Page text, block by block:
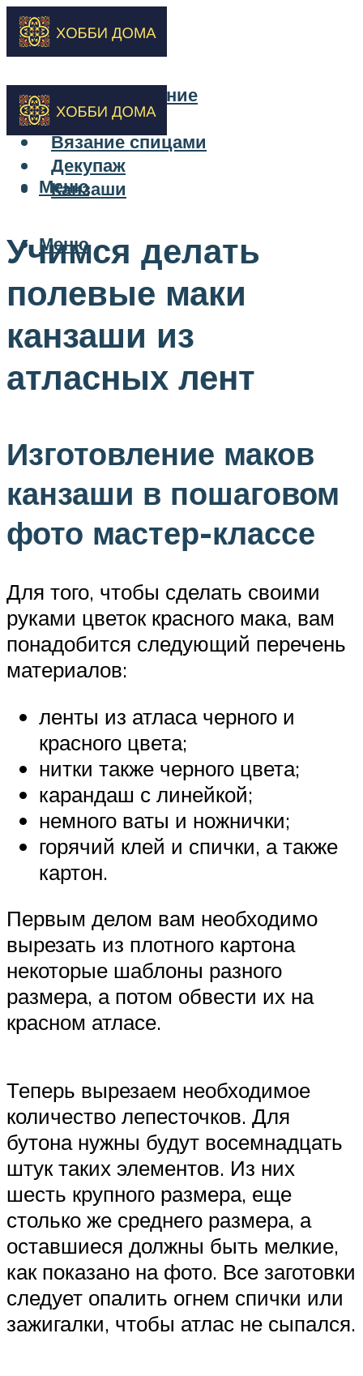
Бисероплетение
Вышивка
Вязание спицами
Декупаж
Канзаши
Меню
Меню
Учимся делать
полевые маки
канзаши из
атласных лент
Изготовление маков
канзаши в пошаговом
фото мастер-классе
Для того, чтобы сделать своими
руками цветок красного мака, вам
понадобится следующий перечень
материалов:
ленты из атласа черного и
красного цвета;
нитки также черного цвета;
карандаш с линейкой;
немного ваты и ножнички;
горячий клей и спички, а также
картон.
Первым делом вам необходимо
вырезать из плотного картона
некоторые шаблоны разного
размера, а потом обвести их на
красном атласе.
Теперь вырезаем необходимое
количество лепесточков. Для
бутона нужны будут восемнадцать
штук таких элементов. Из них
шесть крупного размера, еще
столько же среднего размера, а
оставшиеся должны быть мелкие,
как показано на фото. Все заготовки
следует опалить огнем спички или
зажигалки, чтобы атлас не сыпался.